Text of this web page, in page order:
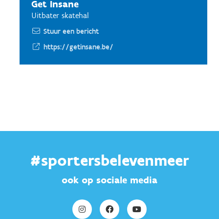
Get Insane
Uitbater skatehal
Stuur een bericht
https://getinsane.be/
#sportersbelevenmeer
ook op sociale media